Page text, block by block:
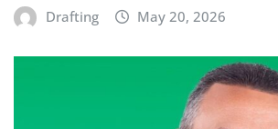
Drafting May 20, 2026